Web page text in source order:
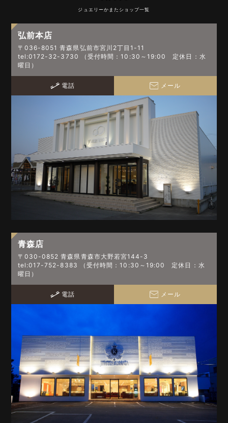
ジュエリーかまたショップ一覧
弘前本店
〒036-8051 青森県弘前市宮川2丁目1-11
tel:0172-32-3730 （受付時間：10:30～19:00 定休日：水
曜日）
電話 メール
青森店
〒030-0852 青森県青森市大野若宮144-3
tel:017-752-8383 （受付時間：10:30～19:00 定休日：水
曜日）
電話 メール